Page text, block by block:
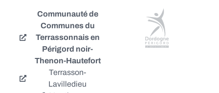
Communauté de
Communes du
Terrassonnais en
Périgord noir-
Thenon-Hautefort
Terrasson-
Lavilledieu